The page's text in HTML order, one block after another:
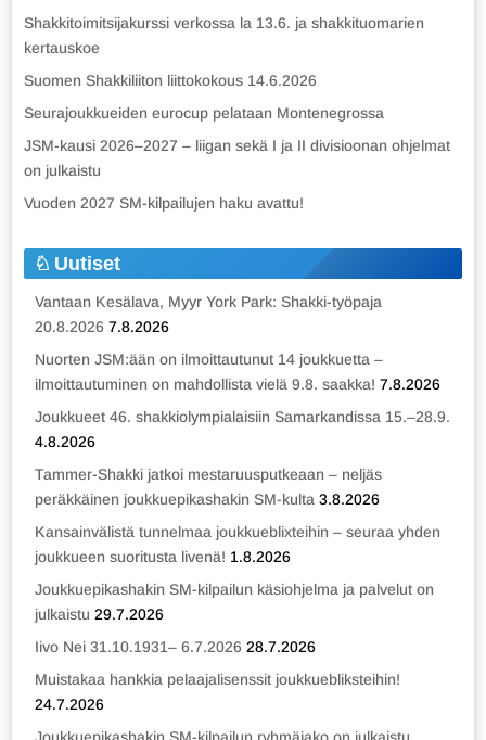
Shakkitoimitsijakurssi verkossa la 13.6. ja shakkituomarien
kertauskoe
Suomen Shakkiliiton liittokokous 14.6.2026
Seurajoukkueiden eurocup pelataan Montenegrossa
JSM-kausi 2026–2027 – liigan sekä I ja II divisioonan ohjelmat
on julkaistu
Vuoden 2027 SM-kilpailujen haku avattu!
Uutiset
Vantaan Kesälava, Myyr York Park: Shakki-työpaja
20.8.2026 7.8.2026
Nuorten JSM:ään on ilmoittautunut 14 joukkuetta –
ilmoittautuminen on mahdollista vielä 9.8. saakka! 7.8.2026
Joukkueet 46. shakkiolympialaisiin Samarkandissa 15.–28.9.
4.8.2026
Tammer-Shakki jatkoi mestaruusputkeaan – neljäs
peräkkäinen joukkuepikashakin SM-kulta 3.8.2026
Kansainvälistä tunnelmaa joukkueblixteihin – seuraa yhden
joukkueen suoritusta livenä! 1.8.2026
Joukkuepikashakin SM-kilpailun käsiohjelma ja palvelut on
julkaistu 29.7.2026
Iivo Nei 31.10.1931– 6.7.2026 28.7.2026
Muistakaa hankkia pelaajalisenssit joukkuebliksteihin!
24.7.2026